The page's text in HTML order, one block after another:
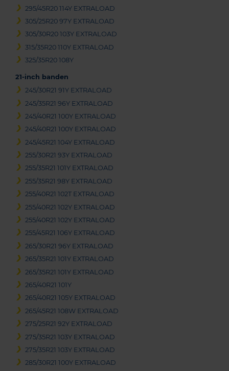
295/45R20 114Y EXTRALOAD
305/25R20 97Y EXTRALOAD
305/30R20 103Y EXTRALOAD
315/35R20 110Y EXTRALOAD
325/35R20 108Y
21-inch banden
245/30R21 91Y EXTRALOAD
245/35R21 96Y EXTRALOAD
245/40R21 100Y EXTRALOAD
245/40R21 100Y EXTRALOAD
245/45R21 104Y EXTRALOAD
255/30R21 93Y EXTRALOAD
255/35R21 101Y EXTRALOAD
255/35R21 98Y EXTRALOAD
255/40R21 102T EXTRALOAD
255/40R21 102Y EXTRALOAD
255/40R21 102Y EXTRALOAD
255/45R21 106Y EXTRALOAD
265/30R21 96Y EXTRALOAD
265/35R21 101Y EXTRALOAD
265/35R21 101Y EXTRALOAD
265/40R21 101Y
265/40R21 105Y EXTRALOAD
265/45R21 108W EXTRALOAD
275/25R21 92Y EXTRALOAD
275/35R21 103Y EXTRALOAD
275/35R21 103Y EXTRALOAD
285/30R21 100Y EXTRALOAD